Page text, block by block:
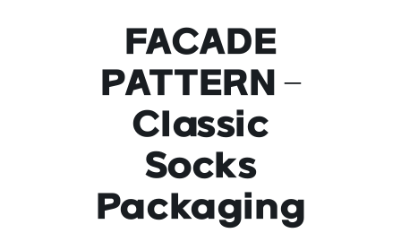
FACADE
PATTERN –
Classic
Socks
Packaging